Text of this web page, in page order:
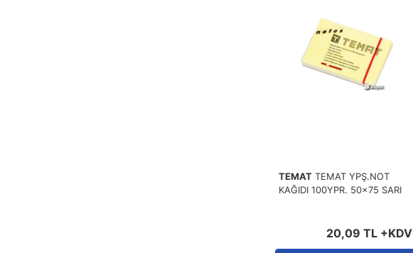
TEMAT TEMAT YPŞ.NOT
KAĞIDI 100YPR. 50x75 SARI
20,09 TL+KDV